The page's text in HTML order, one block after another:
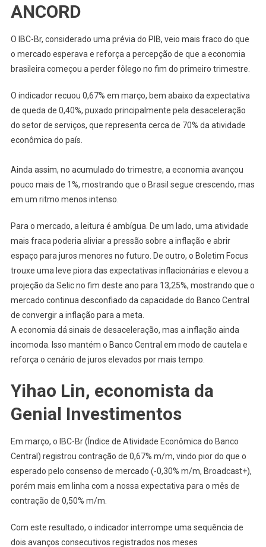
ANCORD
O IBC-Br, considerado uma prévia do PIB, veio mais fraco do que
o mercado esperava e reforça a percepção de que a economia
brasileira começou a perder fôlego no fim do primeiro trimestre.
O indicador recuou 0,67% em março, bem abaixo da expectativa
de queda de 0,40%, puxado principalmente pela desaceleração
do setor de serviços, que representa cerca de 70% da atividade
econômica do país.
Ainda assim, no acumulado do trimestre, a economia avançou
pouco mais de 1%, mostrando que o Brasil segue crescendo, mas
em um ritmo menos intenso.
Para o mercado, a leitura é ambígua. De um lado, uma atividade
mais fraca poderia aliviar a pressão sobre a inflação e abrir
espaço para juros menores no futuro. De outro, o Boletim Focus
trouxe uma leve piora das expectativas inflacionárias e elevou a
projeção da Selic no fim deste ano para 13,25%, mostrando que o
mercado continua desconfiado da capacidade do Banco Central
de convergir a inflação para a meta.
A economia dá sinais de desaceleração, mas a inflação ainda
incomoda. Isso mantém o Banco Central em modo de cautela e
reforça o cenário de juros elevados por mais tempo.
Yihao Lin, economista da
Genial Investimentos
Em março, o IBC-Br (Índice de Atividade Econômica do Banco
Central) registrou contração de 0,67% m/m, vindo pior do que o
esperado pelo consenso de mercado (-0,30% m/m, Broadcast+),
porém mais em linha com a nossa expectativa para o mês de
contração de 0,50% m/m.
Com este resultado, o indicador interrompe uma sequência de
dois avanços consecutivos registrados nos meses